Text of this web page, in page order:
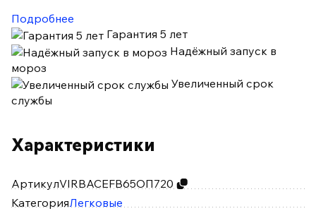
Подробнее
Гарантия 5 лет
Надёжный запуск в
мороз
Увеличенный срок
службы
Характеристики
АртикулVIRBACEFB65ОП720
КатегорияЛегковые